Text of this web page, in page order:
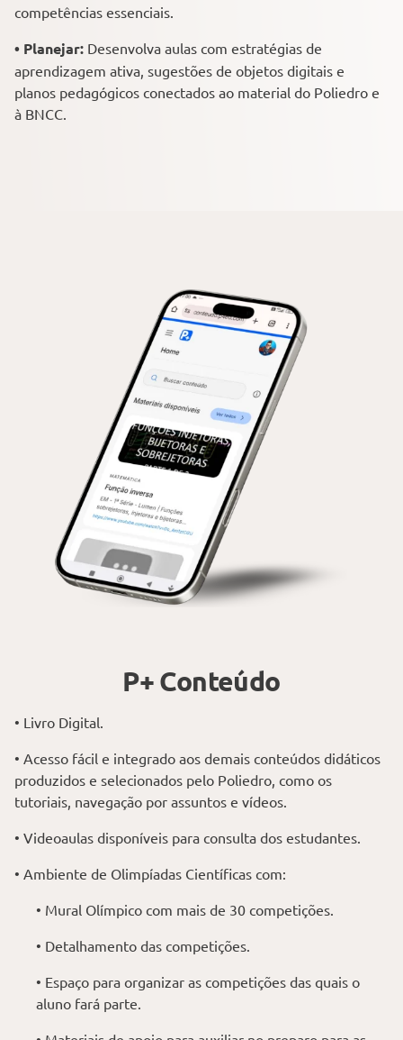
competências essenciais.
• Planejar: Desenvolva aulas com estratégias de
aprendizagem ativa, sugestões de objetos digitais e
planos pedagógicos conectados ao material do Poliedro e
à BNCC.
P+ Conteúdo
• Livro Digital.
• Acesso fácil e integrado aos demais conteúdos didáticos
produzidos e selecionados pelo Poliedro, como os
tutoriais, navegação por assuntos e vídeos.
• Videoaulas disponíveis para consulta dos estudantes.
• Ambiente de Olimpíadas Científicas com:
• Mural Olímpico com mais de 30 competições.
• Detalhamento das competições.
• Espaço para organizar as competições das quais o
aluno fará parte.